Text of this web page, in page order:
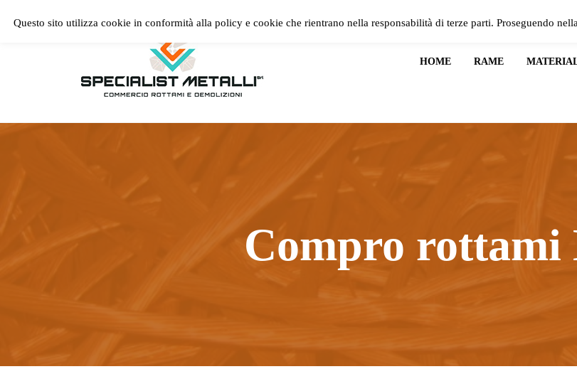
HOME RAME
Compro rottami
Questo sito utilizza cookie in conformità alla policy e cookie che rientrano nella responsabilità di terze parti. Proseguendo